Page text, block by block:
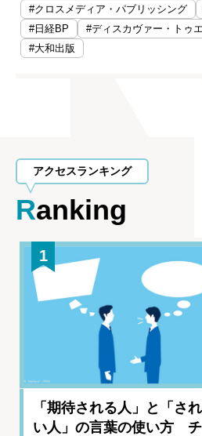
#クロスメディア・パブリッシング
#日経BP
#ディスカヴァー・トゥ
#大和出版
アクセスランキング
Ranking
1
「期待される人」と「さ
い人」の言葉の使い方